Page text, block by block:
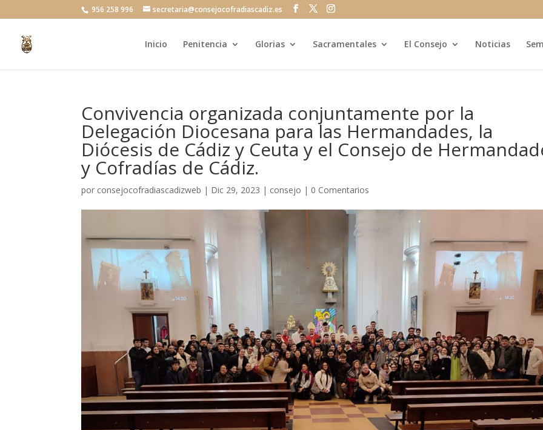
956 258 996 secretaria@consejocofradiascadiz.es
Inicio Penitencia Glorias Sacramentales El Consejo Noticias
Convivencia organizada conjuntamente por la
Delegación Diocesana para las Hermandades, la
Diócesis de Cádiz y Ceuta y el Consejo de
y Cofradías de Cádiz.
por consejocofradiascadizweb | Dic 29, 2023 | consejo | 0 Comentarios